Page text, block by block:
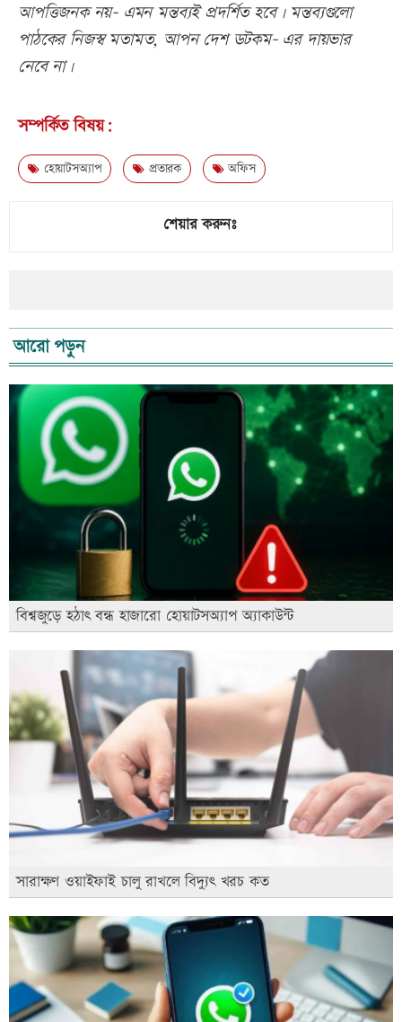
আপত্তিজনক নয়- এমন মন্তব্যই প্রদর্শিত হবে। মন্তব্যগুলো
পাঠকের নিজস্ব মতামত, আপন দেশ ডটকম- এর দায়ভার
নেবে না।
সম্পর্কিত বিষয়:
হোয়াটসঅ্যাপ প্রতারক অফিস
শেয়ার করুনঃ
আরো পড়ুন
বিশ্বজুড়ে হঠাৎ বন্ধ হাজারো হোয়াটসঅ্যাপ অ্যাকাউন্ট
সারাক্ষণ ওয়াইফাই চালু রাখলে বিদ্যুৎ খরচ কত